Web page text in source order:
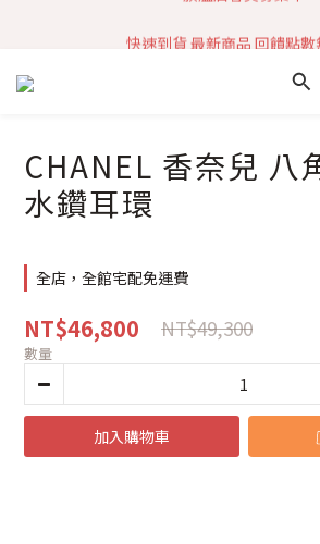
快速到貨 最新商品 回饋點數
加入社群 獲取最新商品資
CHANEL 香奈兒 八
水鑽耳環
全店，全館宅配免運費
NT$46,800 NT$49,300
數量
加入購物車